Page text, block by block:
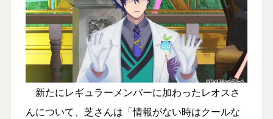
新たにレギュラーメンバーに加わったレオスさ
んについて、芝さんは「情報がない時はクールな